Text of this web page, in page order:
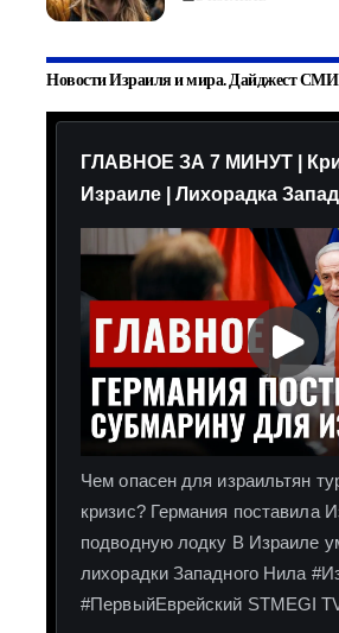
Новости Израиля и мира. Дайджест СМИ